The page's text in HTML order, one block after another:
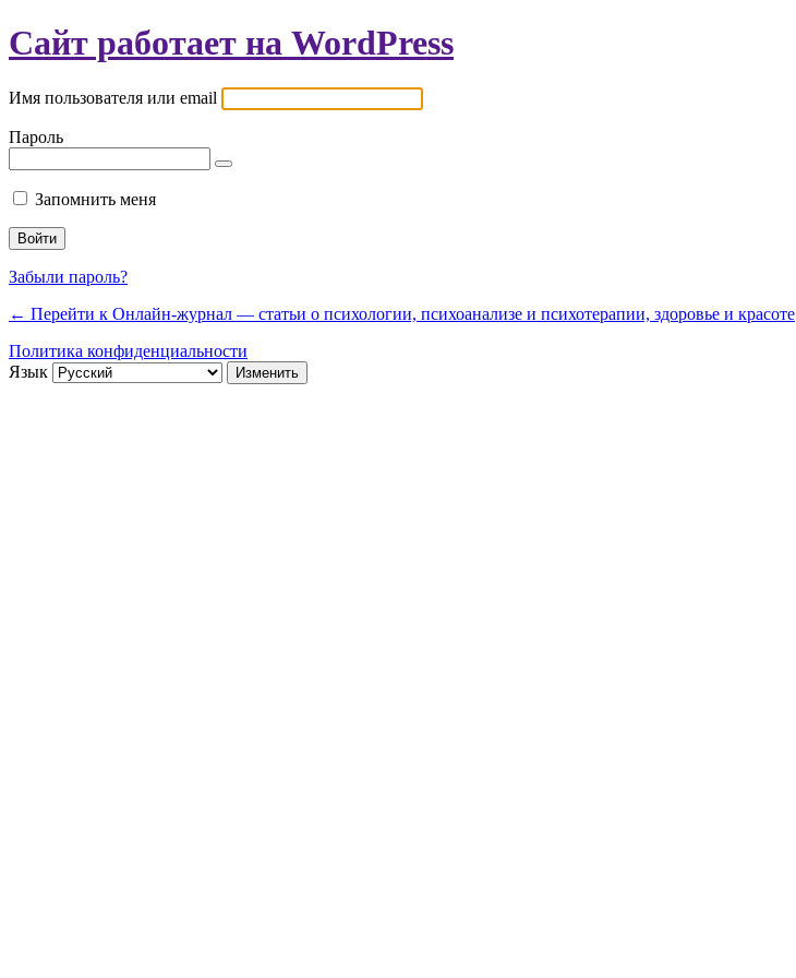
Сайт работает на WordPress
Имя пользователя или email
Пароль
Запомнить меня
Забыли пароль?
← Перейти к Онлайн-журнал — статьи о психологии, психоанализе и психотерапии, здоровье и красоте
Политика конфиденциальности
Язык